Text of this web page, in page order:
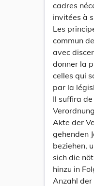
cadres
invitées à
Les
commun
avec
donner la
celles qui
par la
Il suffira
Akte der
gehenden
beziehen,
sich die
hinzu in
Anzahl